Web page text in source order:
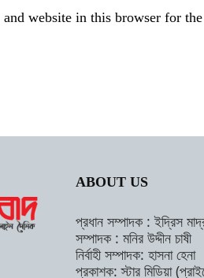
and website in this browser for
ABOUT US
প্রধান সম্পাদক : ইদ্রিস
সম্পাদক : মনির উদ্দীন চাষী
নির্বাহী সম্পাদক: হাসনা হেনা
প্রকাশক: স্টার মিডিয়া